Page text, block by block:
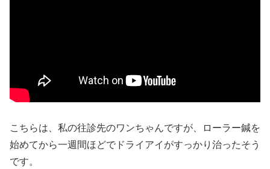
こちらは、私の往診先のワンちゃんですが、ローラー鍼を
始めてから一週間ほどでドライアイがすっかり治ったそう
です。